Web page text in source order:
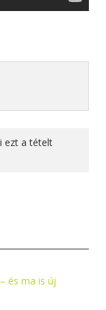
ezt a tételt